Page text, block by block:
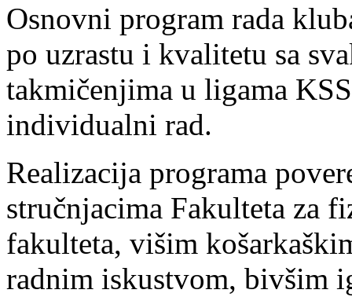
Osnovni program rada
po uzrastu i kvalitetu sa
takmičenjima u ligama
individualni rad.
Realizacija programa
stručnjacima Fakulteta za
fakulteta, višim
radnim iskustvom, bivšim